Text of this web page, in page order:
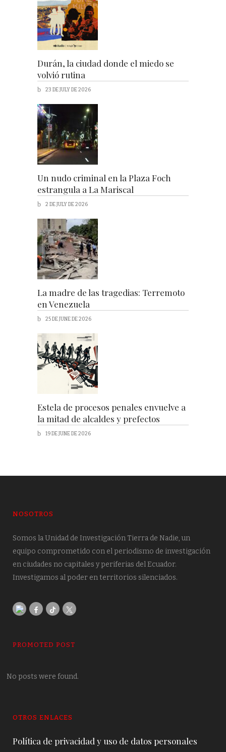
Durán, la ciudad donde el miedo se
volvió rutina
23 DE JULY DE 2026
Un nudo criminal en la Plaza Foch
estrangula a La Mariscal
2 DE JULY DE 2026
La madre de las tragedias: Terremoto
en Venezuela
25 DE JUNE DE 2026
Estela de procesos penales envuelve a
la mitad de alcaldes y prefectos
19 DE JUNE DE 2026
NOSOTROS
Somos la Unidad de Investigación Tierra de Nadie, un
equipo comprometido con el periodismo de investigación
en ciudades no capitales y periferias del Ecuador.
Investigamos al poder en territorios silenciados.
PROMOTED POST
No posts were found.
OTROS ENLACES
Política de privacidad y uso de datos personales